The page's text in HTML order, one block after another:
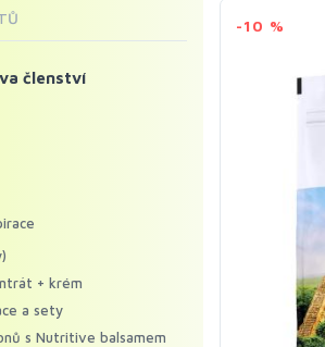
-10 %
členství
+ krém
a sety
s Nutritive balsamem